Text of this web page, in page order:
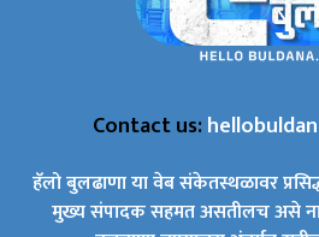
Contact us:
हॅलो बुलढाणा या वेब संकेतस्थळावर
मुख्य संपादक सहमत असतीलच असे